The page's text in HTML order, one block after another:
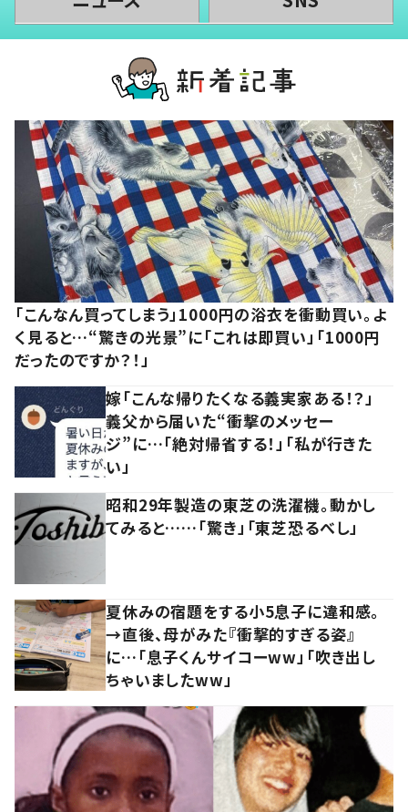
「こんなん買ってしまう」1000円の浴衣を衝動買い。よ
く見ると…“驚きの光景”に「これは即買い」「1000円
だったのですか？！」
嫁「こんな帰りたくなる義実家ある！？」
義父から届いた“衝撃のメッセー
ジ”に…「絶対帰省する！」「私が行きた
い」
昭和29年製造の東芝の洗濯機。動かし
てみると……「驚き」「東芝恐るべし」
夏休みの宿題をする小5息子に違和感。
→直後、母がみた『衝撃的すぎる姿』
に…「息子くんサイコーww」「吹き出し
ちゃいましたww」